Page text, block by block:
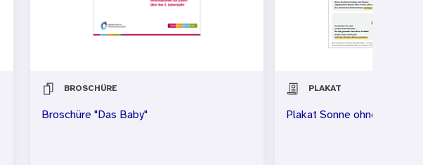
BROSCHÜRE
Broschüre "Das Baby"
PLAKAT
Plakat Sonne ohne